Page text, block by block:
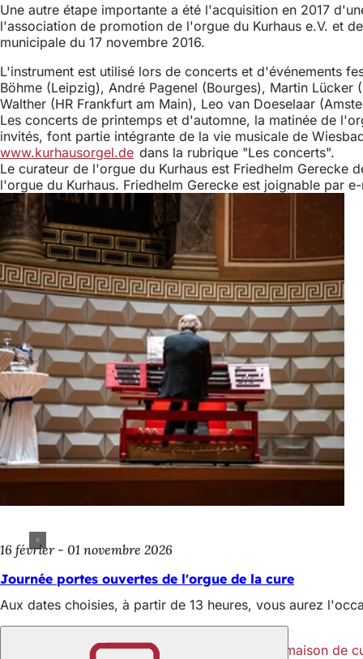
Une autre étape importante a été l'acquisition en 2017
l'association de promotion de l'orgue du Kurhaus e.V. et
municipale du 17 novembre 2016.
L'instrument est utilisé lors de concerts et d'événements
Böhme (Leipzig), André Pagenel (Bourges), Martin
Walther (HR Frankfurt am Main), Leo van Doeselaar
Les concerts de printemps et d'automne, la matinée de
invités, font partie intégrante de la vie musicale de
www.kurhausorgel.de dans la rubrique "Les concerts".
Le curateur de l'orgue du Kurhaus est Friedhelm
l'orgue du Kurhaus. Friedhelm Gerecke est joignable par
16 février - 01 novembre 2026
Journée portes ouvertes de l'orgue de la cure
Aux dates choisies, à partir de 13 heures, vous aurez
Association de promotion de l'orgue de la maison de